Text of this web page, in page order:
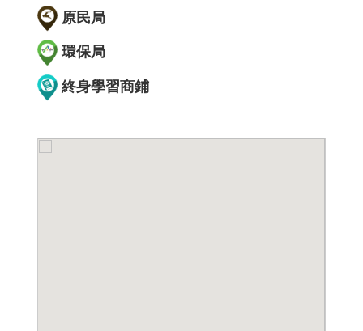
原民局
環保局
終身學習商鋪